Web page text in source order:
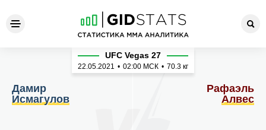
Дамир Исмагулов -
Дамир
Исмагулов
UFC Vegas 27
22.05.2021 • 02:00 МСК • 70.3 кг
Рафаэль
Алвес